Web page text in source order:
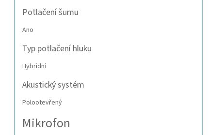
Potlačení šumu
Ano
Typ potlačení hluku
Hybridní
Akustický systém
Polootevřený
Mikrofon